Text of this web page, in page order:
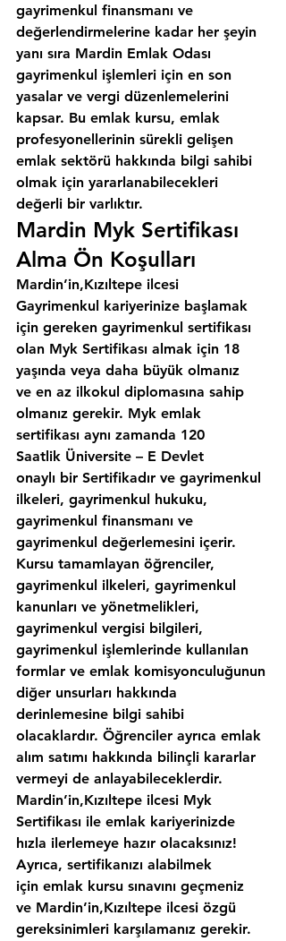
gayrimenkul finansmanı ve
değerlendirmelerine kadar her şeyin
yanı sıra Mardin Emlak Odası
gayrimenkul işlemleri için en son
yasalar ve vergi düzenlemelerini
kapsar. Bu emlak kursu, emlak
profesyonellerinin sürekli gelişen
emlak sektörü hakkında bilgi sahibi
olmak için yararlanabilecekleri
değerli bir varlıktır.
Mardin Myk Sertifikası
Alma Ön Koşulları
Mardin’in,Kızıltepe ilcesi
Gayrimenkul kariyerinize başlamak
için gereken gayrimenkul sertifikası
olan Myk Sertifikası almak için 18
yaşında veya daha büyük olmanız
ve en az ilkokul diplomasına sahip
olmanız gerekir. Myk emlak
sertifikası aynı zamanda 120
Saatlik Üniversite – E Devlet
onaylı bir Sertifikadır ve gayrimenkul
ilkeleri, gayrimenkul hukuku,
gayrimenkul finansmanı ve
gayrimenkul değerlemesini içerir.
Kursu tamamlayan öğrenciler,
gayrimenkul ilkeleri, gayrimenkul
kanunları ve yönetmelikleri,
gayrimenkul vergisi bilgileri,
gayrimenkul işlemlerinde kullanılan
formlar ve emlak komisyonculuğunun
diğer unsurları hakkında
derinlemesine bilgi sahibi
olacaklardır. Öğrenciler ayrıca emlak
alım satımı hakkında bilinçli kararlar
vermeyi de anlayabileceklerdir.
Mardin’in,Kızıltepe ilcesi Myk
Sertifikası ile emlak kariyerinizde
hızla ilerlemeye hazır olacaksınız!
Ayrıca, sertifikanızı alabilmek
için emlak kursu sınavını geçmeniz
ve Mardin’in,Kızıltepe ilcesi özgü
gereksinimleri karşılamanız gerekir.